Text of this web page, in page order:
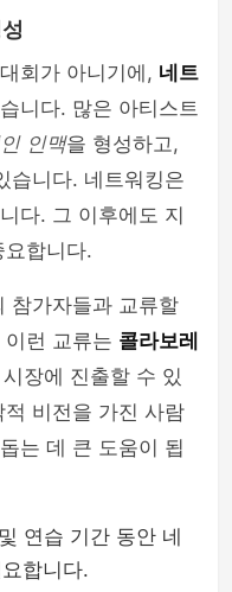
회가 아니기에, 네트
니다. 많은 아티스트
인맥을 형성하고,
습니다. 네트워킹은
다. 그 이후에도 지
합니다.
참가자들과 교류할
런 교류는 콜라보레
장에 진출할 수 있
비전을 가진 사람
는 데 큰 도움이 됩
연습 기간 동안 네
합니다.